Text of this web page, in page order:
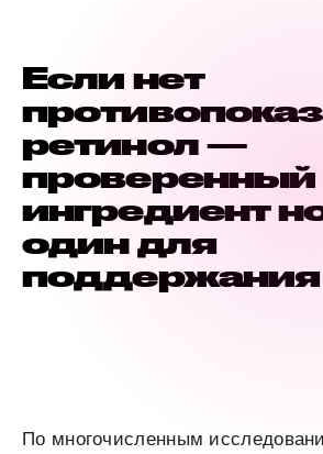
Если нет
ретинол —
проверенный
ингредиент
один для
поддержания
По многочисленным